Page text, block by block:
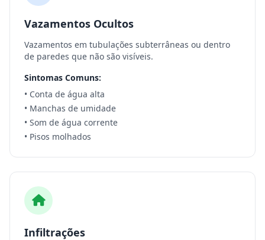
Vazamentos Ocultos
Vazamentos em tubulações subterrâneas ou dentro
de paredes que não são visíveis.
Sintomas Comuns:
• Conta de água alta
• Manchas de umidade
• Som de água corrente
• Pisos molhados
Infiltrações